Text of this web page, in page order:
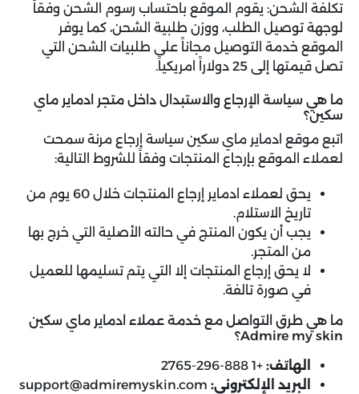
تكلفة الشحن: يقوم
الموقع باحتساب رسوم الشحن وفقاً
لوجهة توصيل الطلب، ووزن طلبية الشحن، كما يوفر
الموقع خدمة التوصيل مجاناً على طلبيات الشحن التي
تصل قيمتها إلى 25 دولاراً امريكياً.
ما هي سياسة الإرجاع والاستبدال داخل متجر ادماير ماي
سكين؟
اتبع موقع ادماير ماي سكين سياسة إرجاع مرنة سمحت
لعملاء الموقع بإرجاع المنتجات وفقاً للشروط التالية:
يحق لعملاء ادماير إرجاع المنتجات خلال 60 يوم من
تاريخ الاستلام.
يجب أن يكون المنتج في حالته الأصلية التي خرج بها
من المتجر.
لا يحق إرجاع المنتجات إلا التي يتم تسليمها للعميل
في صورة تالفة.
ما هي طرق التواصل مع خدمة عملاء ادماير ماي سكين
Admire my skin؟
الهاتف: +1 888-296-2765
البريد الإلكتروني: support@admiremyskin.com